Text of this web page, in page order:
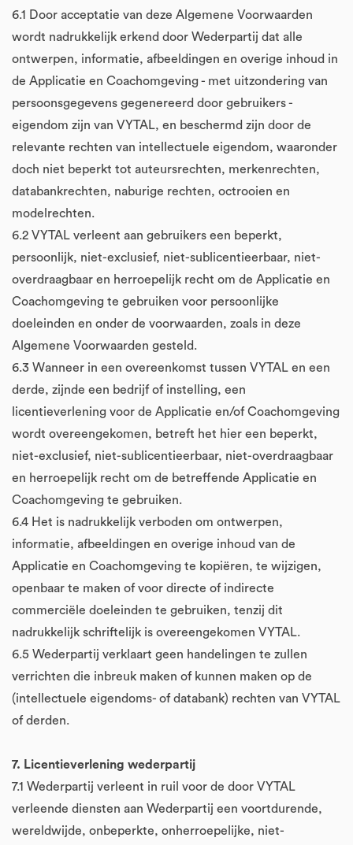
6.1 Door acceptatie van deze Algemene Voorwaarden
wordt nadrukkelijk erkend door Wederpartij dat alle
ontwerpen, informatie, afbeeldingen en overige inhoud in
de Applicatie en Coachomgeving - met uitzondering van
persoonsgegevens gegenereerd door gebruikers -
eigendom zijn van VYTAL, en beschermd zijn door de
relevante rechten van intellectuele eigendom, waaronder
doch niet beperkt tot auteursrechten, merkenrechten,
databankrechten, naburige rechten, octrooien en
modelrechten.
6.2 VYTAL verleent aan gebruikers een beperkt,
persoonlijk, niet-exclusief, niet-sublicentieerbaar, niet-
overdraagbaar en herroepelijk recht om de Applicatie en
Coachomgeving te gebruiken voor persoonlijke
doeleinden en onder de voorwaarden, zoals in deze
Algemene Voorwaarden gesteld.
6.3 Wanneer in een overeenkomst tussen VYTAL en een
derde, zijnde een bedrijf of instelling, een
licentieverlening voor de Applicatie en/of Coachomgeving
wordt overeengekomen, betreft het hier een beperkt,
niet-exclusief, niet-sublicentieerbaar, niet-overdraagbaar
en herroepelijk recht om de betreffende Applicatie en
Coachomgeving te gebruiken.
6.4 Het is nadrukkelijk verboden om ontwerpen,
informatie, afbeeldingen en overige inhoud van de
Applicatie en Coachomgeving te kopiëren, te wijzigen,
openbaar te maken of voor directe of indirecte
commerciële doeleinden te gebruiken, tenzij dit
nadrukkelijk schriftelijk is overeengekomen VYTAL.
6.5 Wederpartij verklaart geen handelingen te zullen
verrichten die inbreuk maken of kunnen maken op de
(intellectuele eigendoms- of databank) rechten van VYTAL
of derden.
7. Licentieverlening wederpartij
7.1 Wederpartij verleent in ruil voor de door VYTAL
verleende diensten aan Wederpartij een voortdurende,
wereldwijde, onbeperkte, onherroepelijke, niet-